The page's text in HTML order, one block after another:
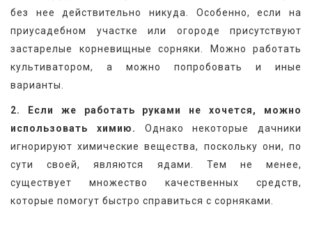
без нее действительно никуда. Особенно, если на
приусадебном участке или огороде присутствуют
застарелые корневищные сорняки. Можно работать
культиватором, а можно попробовать и иные
варианты.
2. Если же работать руками не хочется, можно
использовать химию.
Однако некоторые дачники
игнорируют химические вещества, поскольку они, по
сути своей, являются ядами. Тем не менее,
существует множество качественных средств,
которые помогут быстро справиться с сорняками.